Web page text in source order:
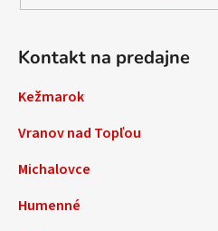
Kontakt na predajne
Kežmarok
Vranov nad Topľou
Michalovce
Humenné